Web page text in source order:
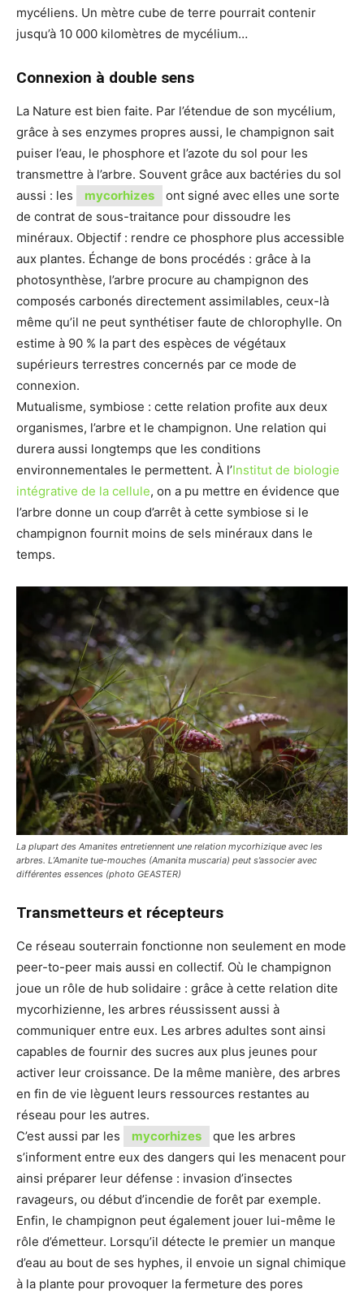
mycéliens. Un mètre cube de terre pourrait contenir
jusqu’à 10 000 kilomètres de mycélium…
Connexion à double sens
La Nature est bien faite. Par l’étendue de son mycélium,
grâce à ses enzymes propres aussi, le champignon sait
puiser l’eau, le phosphore et l’azote du sol pour les
transmettre à l’arbre. Souvent grâce aux bactéries du sol
aussi : les
mycorhizes
ont signé avec elles une sorte
de contrat de sous-traitance pour dissoudre les
minéraux. Objectif : rendre ce phosphore plus accessible
aux plantes. Échange de bons procédés : grâce à la
photosynthèse, l’arbre procure au champignon des
composés carbonés directement assimilables, ceux-là
même qu’il ne peut synthétiser faute de chlorophylle. On
estime à 90 % la part des espèces de végétaux
supérieurs terrestres concernés par ce mode de
connexion.
Mutualisme, symbiose : cette relation profite aux deux
organismes, l’arbre et le champignon. Une relation qui
durera aussi longtemps que les conditions
environnementales le permettent. À l’Institut de biologie
intégrative de la cellule, on a pu mettre en évidence que
l’arbre donne un coup d’arrêt à cette symbiose si le
champignon fournit moins de sels minéraux dans le
temps.
La plupart des Amanites entretiennent une relation mycorhizique avec les
arbres. L’Amanite tue-mouches (Amanita muscaria) peut s’associer avec
différentes essences (photo GEASTER)
Transmetteurs et récepteurs
Ce réseau souterrain fonctionne non seulement en mode
peer-to-peer mais aussi en collectif. Où le champignon
joue un rôle de hub solidaire : grâce à cette relation dite
mycorhizienne, les arbres réussissent aussi à
communiquer entre eux. Les arbres adultes sont ainsi
capables de fournir des sucres aux plus jeunes pour
activer leur croissance. De la même manière, des arbres
en fin de vie lèguent leurs ressources restantes au
réseau pour les autres.
C’est aussi par les
mycorhizes
que les arbres
s’informent entre eux des dangers qui les menacent pour
ainsi préparer leur défense : invasion d’insectes
ravageurs, ou début d’incendie de forêt par exemple.
Enfin, le champignon peut également jouer lui-même le
rôle d’émetteur. Lorsqu’il détecte le premier un manque
d’eau au bout de ses hyphes, il envoie un signal chimique
à la plante pour provoquer la fermeture des pores